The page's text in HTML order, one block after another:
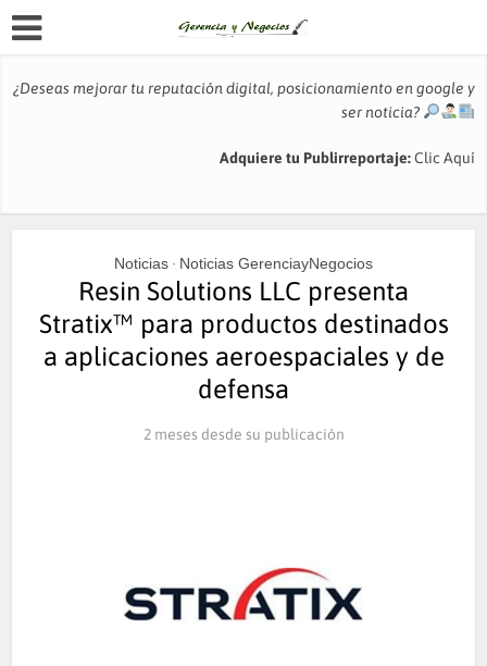
¿Deseas mejorar tu reputación digital, posicionamiento en google y
ser noticia?
Adquiere tu Publirreportaje:Clic Aquí
Noticias • Noticias GerenciayNegocios
Resin Solutions LLC presenta
Stratix™ para productos destinados
a aplicaciones aeroespaciales y de
defensa
2 meses desde su publicación